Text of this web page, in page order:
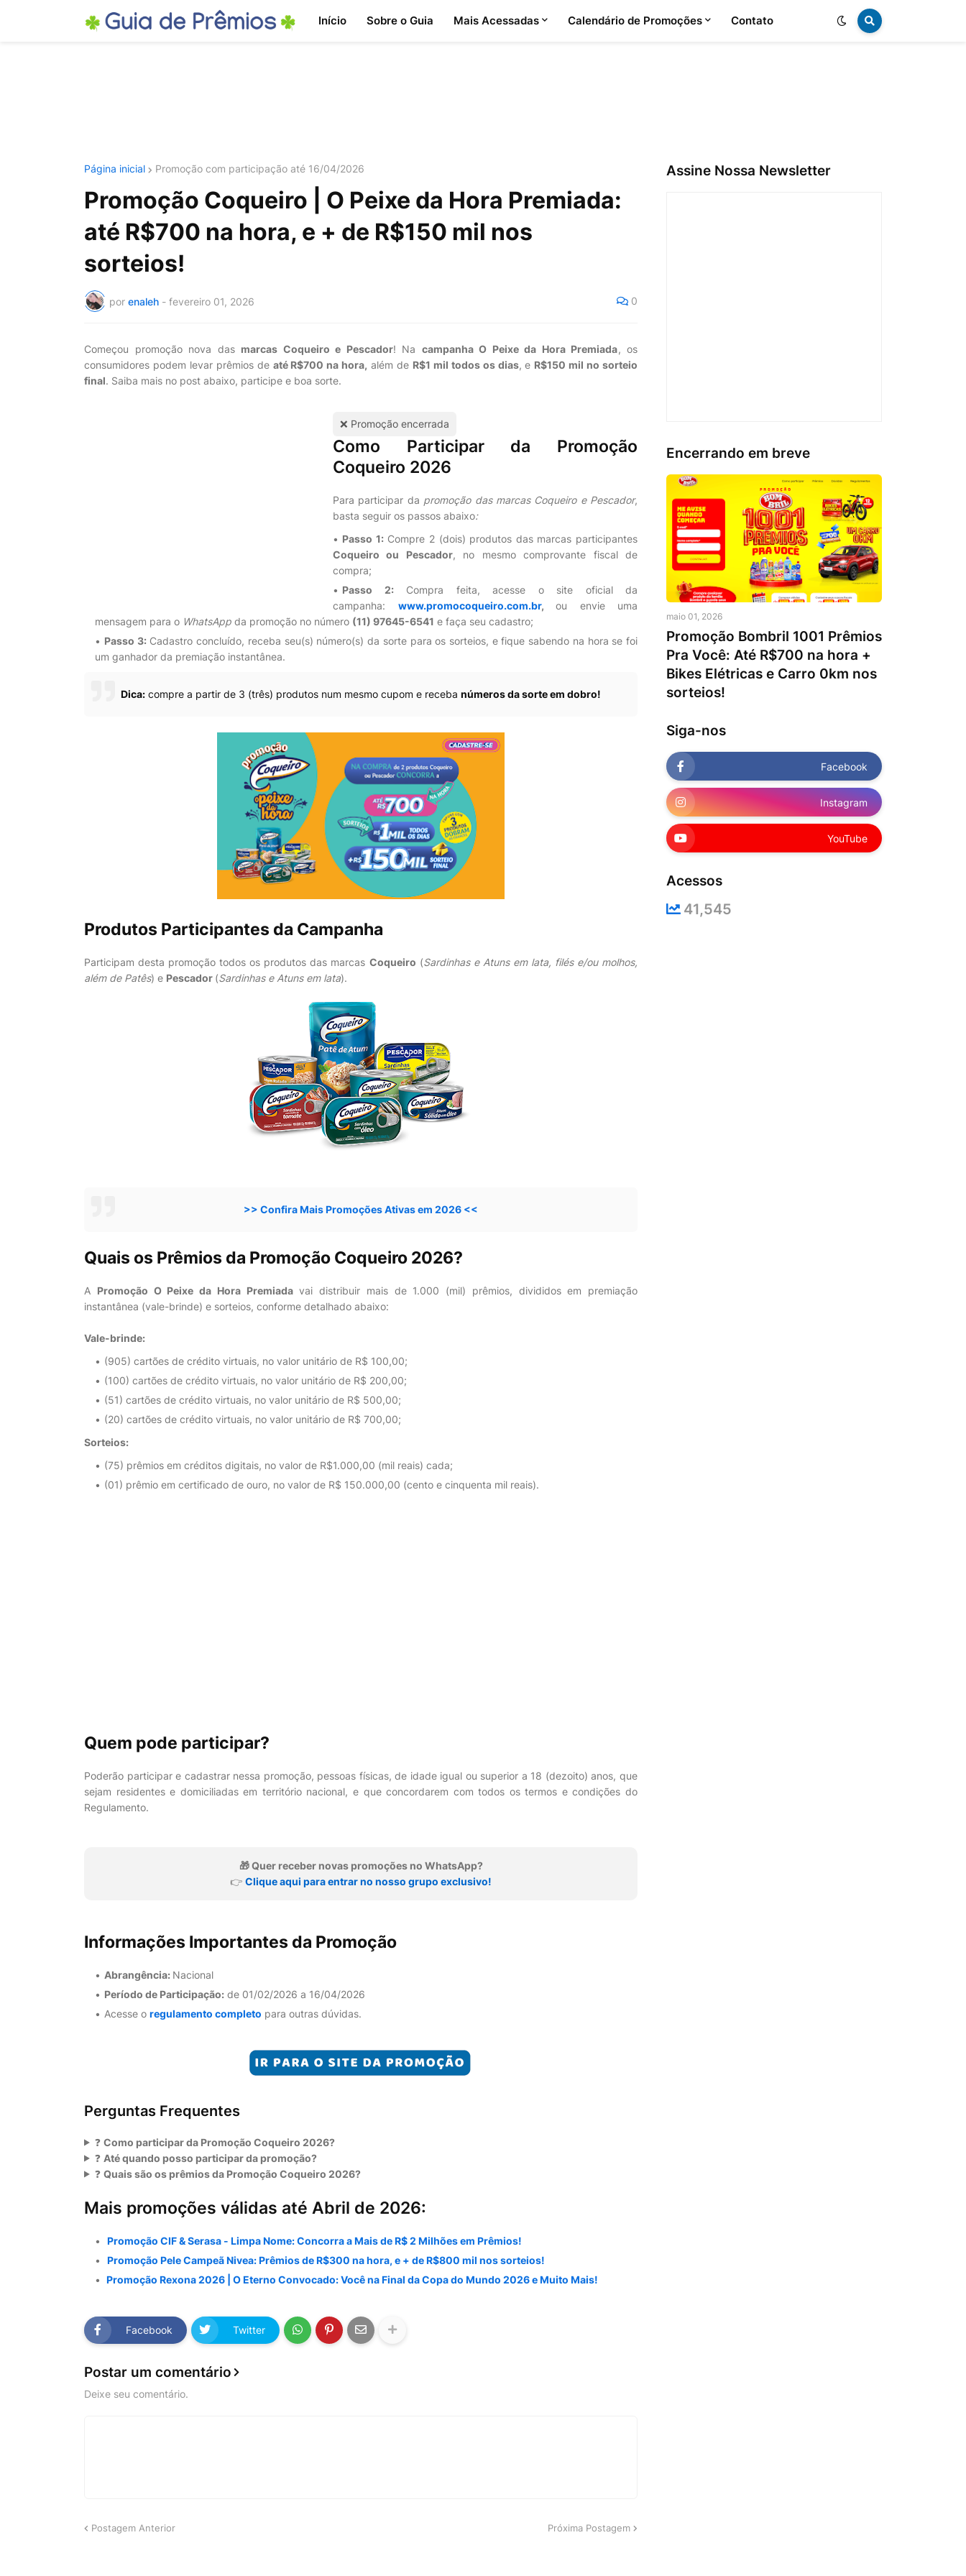
Início Sobre o Guia Mais Acessadas Calendário de Promoções Contato
Página inicial Promoção com participação até 16/04/2026
Promoção Coqueiro | O Peixe da Hora Premiada:
até R$700 na hora, e + de R$150 mil nos
sorteios!
por enaleh - fevereiro 01, 2026 0
Começou promoção nova das marcas Coqueiro e Pescador! Na campanha O Peixe da Hora Premiada, os
consumidores podem levar prêmios de até R$700 na hora, além de R$1 mil todos os dias, e R$150 mil no sorteio
final. Saiba mais no post abaixo, participe e boa sorte.
❌ Promoção encerrada
Como Participar da Promoção
Coqueiro 2026
Para participar da promoção das marcas Coqueiro e Pescador,
basta seguir os passos abaixo:
Passo 1: Compre 2 (dois) produtos das marcas participantes
Coqueiro ou Pescador, no mesmo comprovante fiscal de
compra;
Passo 2: Compra feita, acesse o site oficial da
campanha: www.promocoqueiro.com.br, ou envie uma
mensagem para o WhatsApp da promoção no número (11) 97645-6541 e faça seu cadastro;
Passo 3: Cadastro concluído, receba seu(s) número(s) da sorte para os sorteios, e fique sabendo na hora se foi
um ganhador da premiação instantânea.
Dica: compre a partir de 3 (três) produtos num mesmo cupom e receba números da sorte em dobro!
Produtos Participantes da Campanha
Participam desta promoção todos os produtos das marcas Coqueiro (Sardinhas e Atuns em lata, filés e/ou molhos,
além de Patês) e Pescador (Sardinhas e Atuns em lata).
>> Confira Mais Promoções Ativas em 2026 <<
Quais os Prêmios da Promoção Coqueiro 2026?
A Promoção O Peixe da Hora Premiadavai distribuir mais de 1.000 (mil) prêmios, divididos em premiação
instantânea (vale-brinde) e sorteios, conforme detalhado abaixo:
Vale-brinde:
(905) cartões de crédito virtuais, no valor unitário de R$ 100,00;
(100) cartões de crédito virtuais, no valor unitário de R$ 200,00;
(51) cartões de crédito virtuais, no valor unitário de R$ 500,00;
(20) cartões de crédito virtuais, no valor unitário de R$ 700,00;
Sorteios:
(75) prêmios em créditos digitais, no valor de R$1.000,00 (mil reais) cada;
(01) prêmio em certificado de ouro, no valor de R$ 150.000,00 (cento e cinquenta mil reais).
Quem pode participar?
Poderão participar e cadastrar nessa promoção, pessoas físicas, de idade igual ou superior a 18 (dezoito) anos, que
sejam residentes e domiciliadas em território nacional, e que concordarem com todos os termos e condições do
Regulamento.
🎁 Quer receber novas promoções no WhatsApp?
👉 Clique aqui para entrar no nosso grupo exclusivo!
Informações Importantes da Promoção
Abrangência: Nacional
Período de Participação: de 01/02/2026 a 16/04/2026
Acesse o regulamento completo para outras dúvidas.
Perguntas Frequentes
❓ Como participar da Promoção Coqueiro 2026?
❓ Até quando posso participar da promoção?
❓ Quais são os prêmios da Promoção Coqueiro 2026?
Mais promoções válidas até Abril de 2026:
Promoção CIF & Serasa - Limpa Nome: Concorra a Mais de R$ 2 Milhões em Prêmios!
Promoção Pele Campeã Nivea: Prêmios de R$300 na hora, e + de R$800 mil nos sorteios!
Promoção Rexona 2026 | O Eterno Convocado: Você na Final da Copa do Mundo 2026 e Muito Mais!
Facebook Twitter
Postar um comentário
Deixe seu comentário.
Postagem Anterior Próxima Postagem
Assine Nossa Newsletter
Encerrando em breve
maio 01, 2026
Promoção Bombril 1001 Prêmios
Pra Você: Até R$700 na hora +
Bikes Elétricas e Carro 0km nos
sorteios!
Siga-nos
Facebook
Instagram
YouTube
Acessos
41,545